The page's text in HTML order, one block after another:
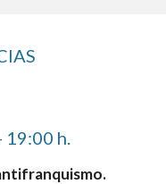
19:00 h.